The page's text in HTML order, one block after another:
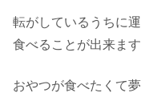
転がしているうちに
食べることが出来ます
おやつが食べたくて